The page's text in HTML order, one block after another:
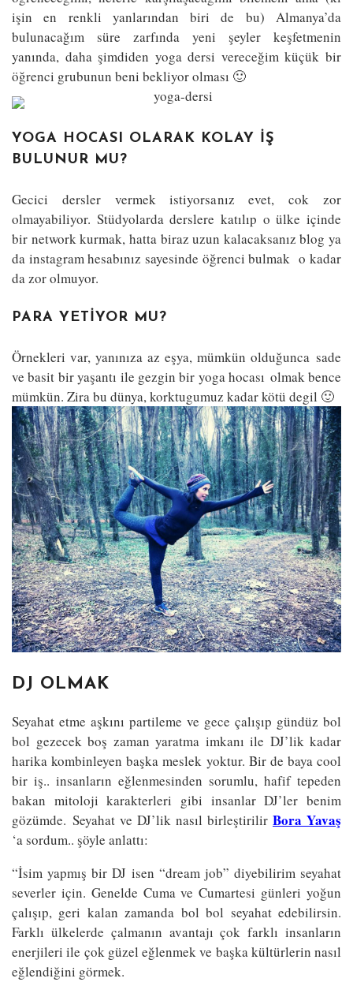
işin en renkli yanlarından biri de bu) Almanya’da
bulunacağım süre zarfında yeni şeyler keşfetmenin
yanında, daha şimdiden yoga dersi vereceğim küçük bir
öğrenci grubunun beni bekliyor olması 🙂
YOGA HOCASI OLARAK KOLAY İŞ
BULUNUR MU?
Gecici dersler vermek istiyorsanız evet, cok zor
olmayabiliyor. Stüdyolarda derslere katılıp o ülke içinde
bir network kurmak, hatta biraz uzun kalacaksanız blog ya
da instagram hesabınız sayesinde öğrenci bulmak o kadar
da zor olmuyor.
PARA YETIYOR MU?
Örnekleri var, yanınıza az eşya, mümkün olduğunca sade
ve basit bir yaşantı ile gezgin bir yoga hocası olmak bence
mümkün. Zira bu dünya, korktugumuz kadar kötü degil 🙂
DJ OLMAK
Seyahat etme aşkını partileme ve gece çalışıp gündüz bol
bol gezecek boş zaman yaratma imkanı ile DJ’lik kadar
harika kombinleyen başka meslek yoktur. Bir de baya cool
bir iş.. insanların eğlenmesinden sorumlu, hafif tepeden
bakan mitoloji karakterleri gibi insanlar DJ’ler benim
gözümde. Seyahat ve DJ’lik nasıl birleştirilir Bora Yavaş
‘a sordum.. şöyle anlattı:
“İsim yapmış bir DJ isen “dream job” diyebilirim seyahat
severler için. Genelde Cuma ve Cumartesi günleri yoğun
çalışıp, geri kalan zamanda bol bol seyahat edebilirsin.
Farklı ülkelerde çalmanın avantajı çok farklı insanların
enerjileri ile çok güzel eğlenmek ve başka kültürlerin nasıl
eğlendiğini görmek.